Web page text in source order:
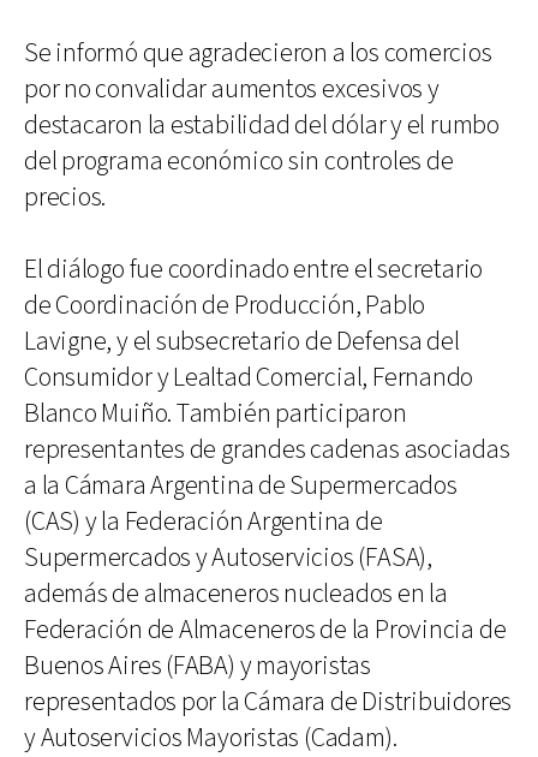
Se informó que agradecieron a los comercios
por no convalidar aumentos excesivos y
destacaron la estabilidad del dólar y el rumbo
del programa económico sin controles de
precios.
El diálogo fue coordinado entre el secretario
de Coordinación de Producción, Pablo
Lavigne, y el subsecretario de Defensa del
Consumidor y Lealtad Comercial, Fernando
Blanco Muiño. También participaron
representantes de grandes cadenas asociadas
a la Cámara Argentina de Supermercados
(CAS) y la Federación Argentina de
Supermercados y Autoservicios (FASA),
además de almaceneros nucleados en la
Federación de Almaceneros de la Provincia de
Buenos Aires (FABA) y mayoristas
representados por la Cámara de Distribuidores
y Autoservicios Mayoristas (Cadam).